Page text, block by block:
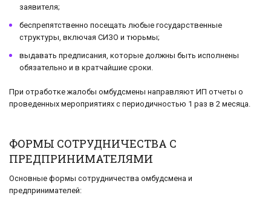
заявителя;
беспрепятственно посещать любые государственные
структуры, включая СИЗО и тюрьмы;
выдавать предписания, которые должны быть исполнены
обязательно и в кратчайшие сроки.
При отработке жалобы омбудсмены направляют ИП отчеты о
проведенных мероприятиях с периодичностью 1 раз в 2 месяца.
ФОРМЫ СОТРУДНИЧЕСТВА С
ПРЕДПРИНИМАТЕЛЯМИ
Основные формы сотрудничества омбудсмена и
предпринимателей: